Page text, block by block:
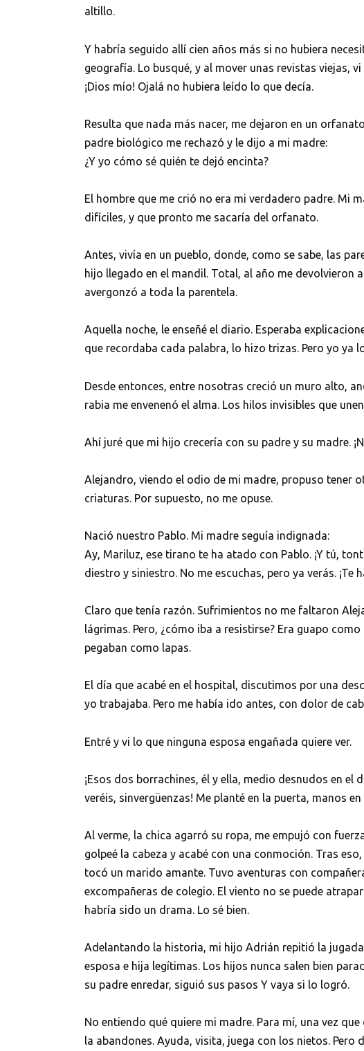
altillo.
Y habría seguido allí cien años más si no hubiera
geografía. Lo busqué, y al mover unas revistas viejas,
¡Dios mío! Ojalá no hubiera leído lo que decía.
Resulta que nada más nacer, me dejaron en un
padre biológico me rechazó y le dijo a mi madre:
¿Y yo cómo sé quién te dejó encinta?
El hombre que me crió no era mi verdadero padre. Mi
difíciles, y que pronto me sacaría del orfanato.
Antes, vivía en un pueblo, donde, como se sabe, las
hijo llegado en el mandil. Total, al año me devolvieron
avergonzó a toda la parentela.
Aquella noche, le enseñé el diario. Esperaba
que recordaba cada palabra, lo hizo trizas. Pero yo ya
Desde entonces, entre nosotras creció un muro alto,
rabia me envenenó el alma. Los hilos invisibles que
Ahí juré que mi hijo crecería con su padre y su madre.
Alejandro, viendo el odio de mi madre, propuso tener
criaturas. Por supuesto, no me opuse.
Nació nuestro Pablo. Mi madre seguía indignada:
Ay, Mariluz, ese tirano te ha atado con Pablo. ¡Y tú,
diestro y siniestro. No me escuchas, pero ya verás. ¡Te
Claro que tenía razón. Sufrimientos no me faltaron
lágrimas. Pero, ¿cómo iba a resistirse? Era guapo
pegaban como lapas.
El día que acabé en el hospital, discutimos por una
yo trabajaba. Pero me había ido antes, con dolor de
Entré y vi lo que ninguna esposa engañada quiere ver.
¡Esos dos borrachines, él y ella, medio desnudos en
veréis, sinvergüenzas! Me planté en la puerta, manos
Al verme, la chica agarró su ropa, me empujó con
golpeé la cabeza y acabé con una conmoción. Tras
tocó un marido amante. Tuvo aventuras con
excompañeras de colegio. El viento no se puede
habría sido un drama. Lo sé bien.
Adelantando la historia, mi hijo Adrián repitió la
esposa e hija legítimas. Los hijos nunca salen bien
su padre enredar, siguió sus pasos Y vaya si lo logró.
No entiendo qué quiere mi madre. Para mí, una vez
la abandones. Ayuda, visita, juega con los nietos.